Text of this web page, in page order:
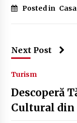
Posted in
Next Post
Turism
Descoperă
Cultural din